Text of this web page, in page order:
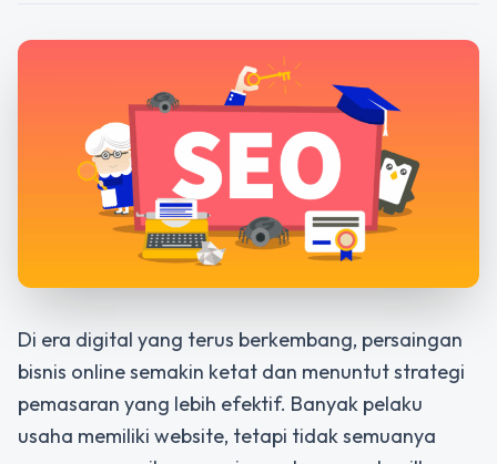
Di era digital yang terus berkembang, persaingan
bisnis online semakin ketat dan menuntut strategi
pemasaran yang lebih efektif. Banyak pelaku
usaha memiliki website, tetapi tidak semuanya